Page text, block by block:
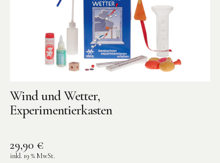
Wind und Wetter,
Experimentierkasten
29,90 €
inkl. 19 % MwSt.